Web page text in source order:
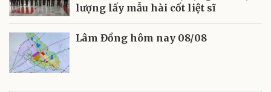
lượng lấy mẫu hài cốt liệt sĩ
Lâm Đồng hôm nay 08/08